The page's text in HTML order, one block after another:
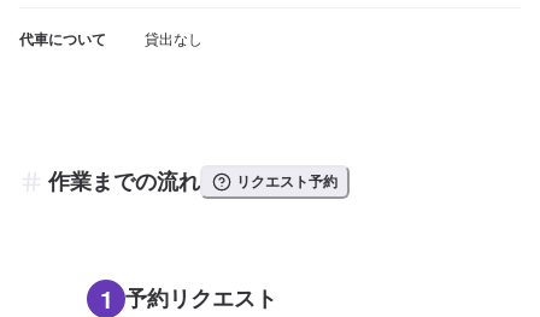
代車について 貸出なし
作業までの流れ リクエスト予約
1 予約リクエスト